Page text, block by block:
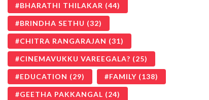
BHARATHI THILAKAR (44)
BRINDHA SETHU (32)
CHITRA RANGARAJAN (31)
CINEMAVUKKU VAREEGALA? (25)
EDUCATION (29) FAMILY (138)
GEETHA PAKKANGAL (24)